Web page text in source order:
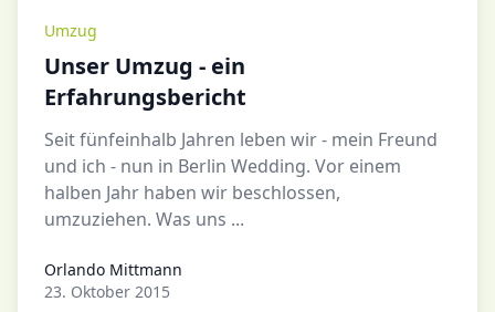
Umzug
Unser Umzug - ein
Erfahrungsbericht
Seit fünfeinhalb Jahren leben wir - mein Freund
und ich - nun in Berlin Wedding. Vor einem
halben Jahr haben wir beschlossen,
umzuziehen. Was uns ...
Orlando Mittmann
Orlando Mittmann
23. Oktober 2015